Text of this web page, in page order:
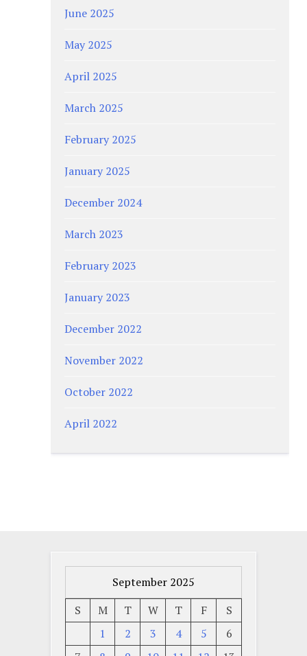
June 2025
May 2025
April 2025
March 2025
February 2025
January 2025
December 2024
March 2023
February 2023
January 2023
December 2022
November 2022
October 2022
April 2022
September 2025
S
M T W T F
S
1
2 3 4 5
6